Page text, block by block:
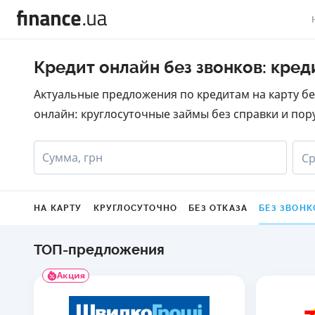
Кредит онлайн без звонков:
Актуальные предложения по кредитам на карту
онлайн: круглосуточные займы без справки и
Сумма, грн
НА КАРТУ КРУГЛОСУТОЧНО БЕЗ ОТКАЗА БЕЗ
ТОП-предложения
Акция